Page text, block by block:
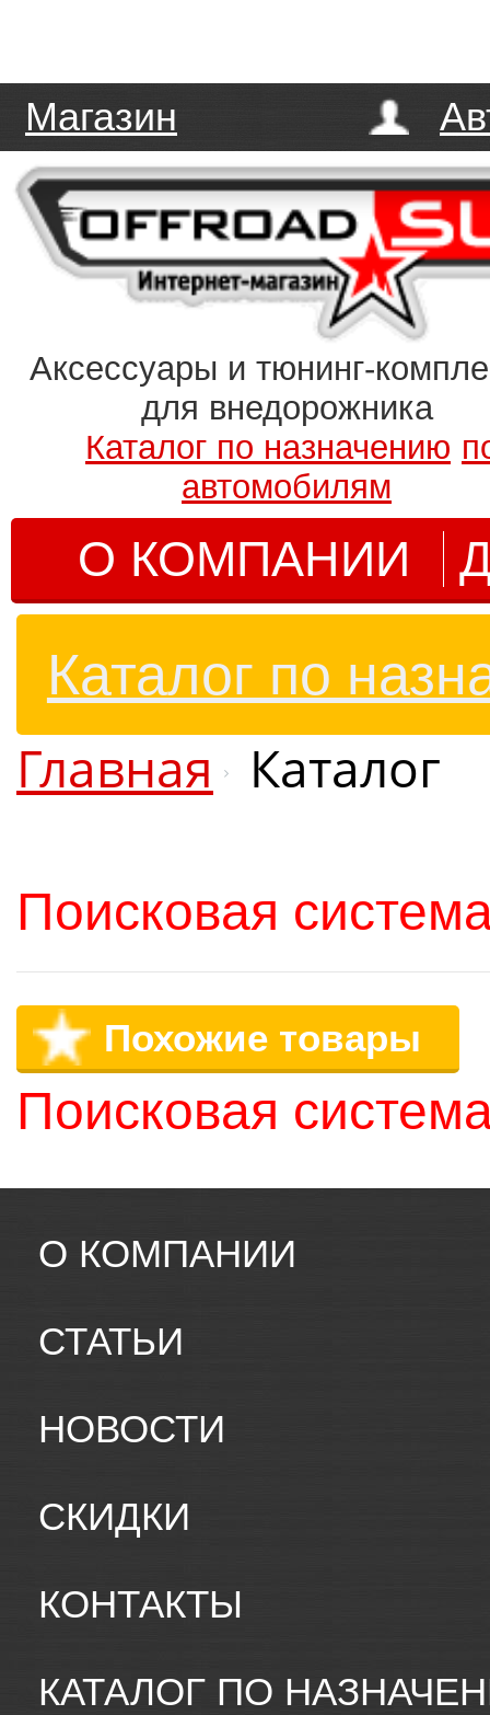
Магазин
Аксессуары и тюнинг-
для внедорожника
Каталог по назначению
автомобилям
О КОМПАНИИ
Каталог по
Главная Каталог
Поисковая
Похожие товары
Поисковая
О КОМПАНИИ
СТАТЬИ
НОВОСТИ
СКИДКИ
КОНТАКТЫ
КАТАЛОГ ПО